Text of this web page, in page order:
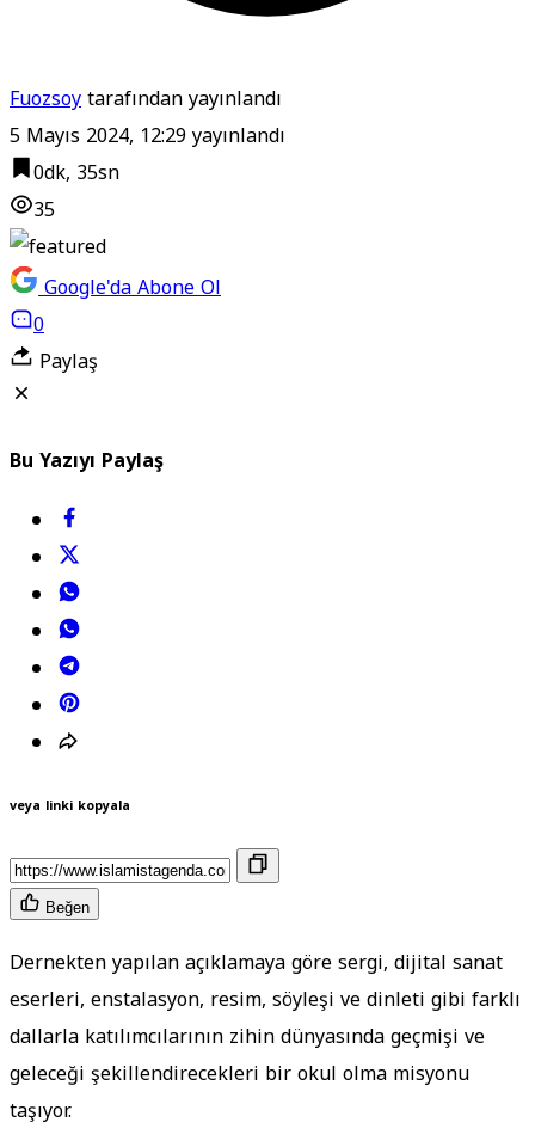
Fuozsoytarafından yayınlandı
5 Mayıs 2024, 12:29yayınlandı
0dk, 35sn
35
Google'da Abone Ol
0
Paylaş
Bu Yazıyı Paylaş
veya linki kopyala
Beğen
Dernekten yapılan açıklamaya göre sergi, dijital sanat
eserleri, enstalasyon, resim, söyleşi ve dinleti gibi farklı
dallarla katılımcılarının zihin dünyasında geçmişi ve
geleceği şekillendirecekleri bir okul olma misyonu
taşıyor.